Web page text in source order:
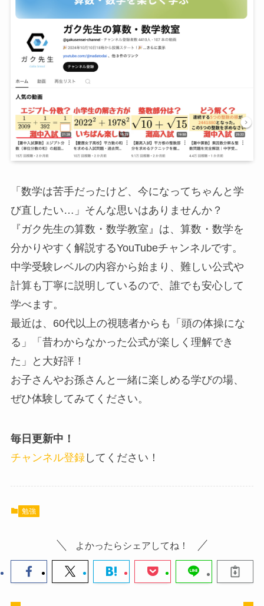
「数学は苦手だったけど、今になってちゃんと学
び直したい…」そんな思いはありませんか？
『ガク先生の算数・数学教室』は、算数・数学を
分かりやすく解説するYouTubeチャンネルです。
中学受験レベルの内容から始まり、難しい公式や
計算も丁寧に説明しているので、誰でも安心して
学べます。
最近は、60代以上の視聴者からも「頭の体操にな
る」「昔わからなかった公式が楽しく理解でき
た」と大好評！
お子さんやお孫さんと一緒に楽しめる学びの場、
ぜひ体験してみてください。
毎日更新中！
チャンネル登録してください！
勉強
よかったらシェアしてね！